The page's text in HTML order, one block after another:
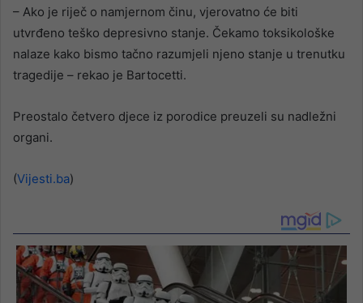
– Ako je riječ o namjernom činu, vjerovatno će biti
utvrđeno teško depresivno stanje. Čekamo toksikološke
nalaze kako bismo tačno razumjeli njeno stanje u trenutku
tragedije – rekao je Bartocetti.
Preostalo četvero djece iz porodice preuzeli su nadležni
organi.
(Vijesti.ba)